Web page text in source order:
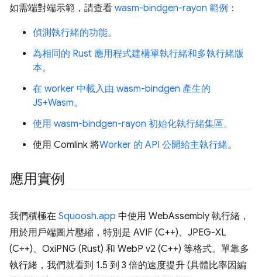
如需端對端示範，請查看 wasm-bindgen-rayon 範例 ：
偵測執行緒的功能。
為相同的 Rust 應用程式建構單執行緒和多執行緒版
本。
在 worker 中載入由 wasm-bindgen 產生的
JS+Wasm。
使用 wasm-bindgen-rayon 初始化執行緒集區。
使用 Comlink 將Worker 的 API 公開給主執行緒。
應用實例
我們積極在 Squoosh.app 中使用 WebAssembly 執行緒，
用於用戶端圖片壓縮，特別是 AVIF (C++)、JPEG-XL
(C++)、OxiPNG (Rust) 和 WebP v2 (C++) 等格式。單靠多
執行緒，我們就看到 1.5 到 3 倍的速度提升 (具體比率因編